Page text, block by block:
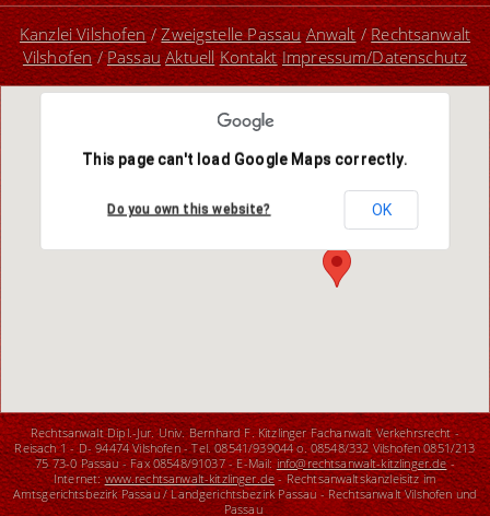
Kanzlei Vilshofen/Zweigstelle Passau Anwalt/Rechtsanwalt
Vilshofen/Passau Aktuell Kontakt Impressum/Datenschutz
This page can't load Google Maps correctly.
Do you own this website? OK
Rechtsanwalt Dipl.-Jur. Univ. Bernhard F. Kitzlinger Fachanwalt Verkehrsrecht -
Reisach 1 - D- 94474 Vilshofen - Tel. 08541/939044 o. 08548/332 Vilshofen 0851/213
75 73-0 Passau - Fax 08548/91037 - E-Mail:info@rechtsanwalt-kitzlinger.de-
Internet:www.rechtsanwalt-kitzlinger.de- Rechtsanwaltskanzleisitz im
Amtsgerichtsbezirk Passau / Landgerichtsbezirk Passau - Rechtsanwalt Vilshofen und
Passau